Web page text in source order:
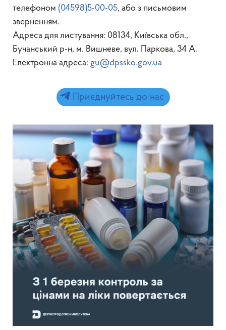
телефоном (04598)5-00-05, або з письмовим
зверненням.
Адреса для листування: 08134, Київська обл.,
Бучанський р-н, м. Вишневе, вул. Паркова, 34 А.
Електронна адреса: gu@dpssko.gov.ua
Приєднуйтесь до нас